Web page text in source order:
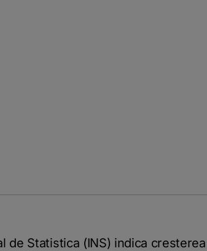
de Statistica (INS) indica